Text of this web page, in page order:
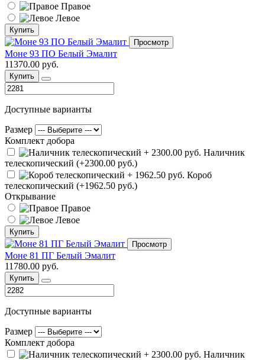
Правое
Левое
Купить
Просмотр
Моне 93 ПО Белый Эмалит
11370.00 руб.
Купить
Доступные варианты
Размер
Комплект добора
Наличник
телескопический (+2300.00 руб.)
Короб
телескопический (+1962.50 руб.)
Открывание
Правое
Левое
Купить
Просмотр
Моне 81 ПГ Белый Эмалит
11780.00 руб.
Купить
Доступные варианты
Размер
Комплект добора
Наличник